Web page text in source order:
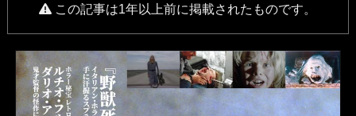
この記事は1年以上前に掲載されたものです。